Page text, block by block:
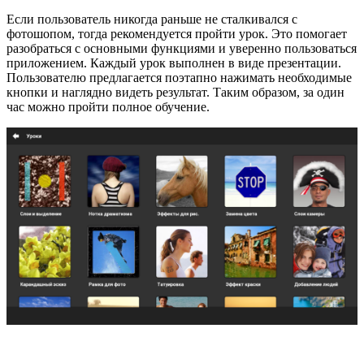
Если пользователь никогда раньше не сталкивался с
фотошопом, тогда рекомендуется пройти урок. Это помогает
разобраться с основными функциями и уверенно пользоваться
приложением. Каждый урок выполнен в виде презентации.
Пользователю предлагается поэтапно нажимать необходимые
кнопки и наглядно видеть результат. Таким образом, за один
час можно пройти полное обучение.